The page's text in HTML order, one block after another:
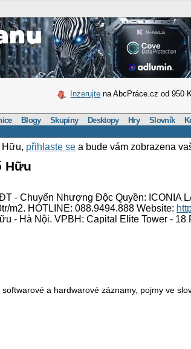
Inzerujte na AbcPráce.cz od 950
Blogy Skupiny Desktopy Hry Slovník
Hữu, přihlaste se a bude vám zobrazena
Hữu
- Chuyển Nhượng Độc Quyền: ICONIA
m2. HOTLINE: 088.9494.888 Website:
- Hà Nội. VPBH: Capital Elite Tower - 18
a hardwarové záznamy, pojmy ve